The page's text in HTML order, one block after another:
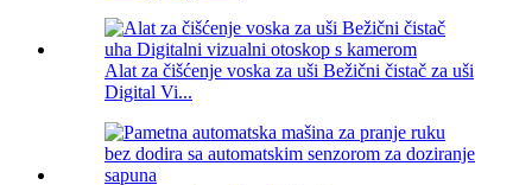
Alat za čišćenje voska za uši Bežični čistač za uši
Digital Vi...